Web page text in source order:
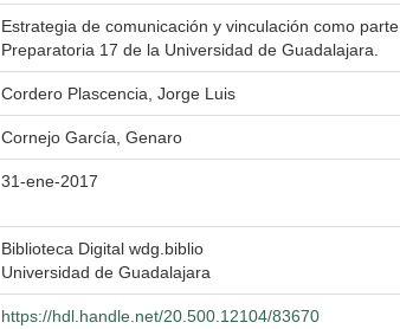
Estrategia de comunicación y vinculación como
Preparatoria 17 de la Universidad de Guadalajara.
Cordero Plascencia, Jorge Luis
Cornejo García, Genaro
31-ene-2017
Biblioteca Digital wdg.biblio
Universidad de Guadalajara
https://hdl.handle.net/20.500.12104/83670